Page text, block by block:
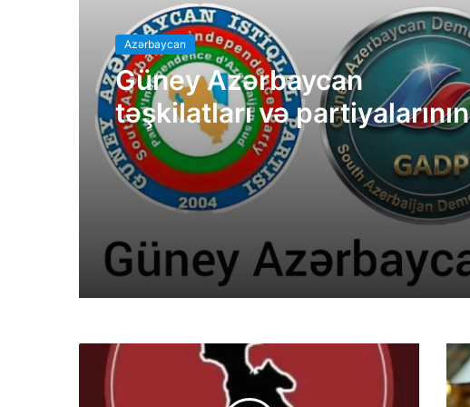
Azərbaycan
Güney Azərbaycan
təşkilatları və partiyalarının
bəyanatı